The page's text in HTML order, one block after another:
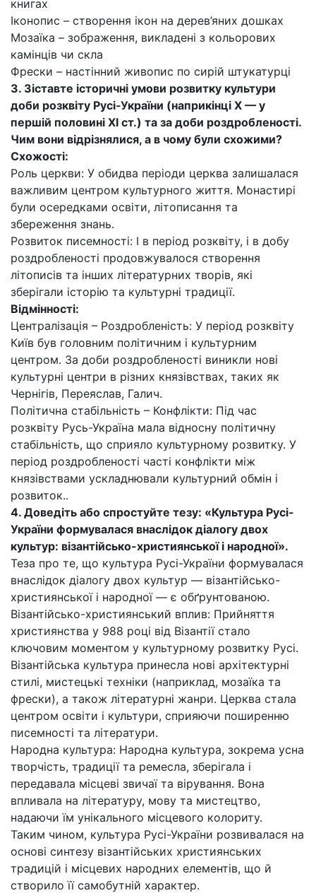
книгах
Іконопис – створення ікон на дерев’яних дошках
Мозаїка – зображення, викладені з кольорових
камінців чи скла
Фрески – настінний живопис по сирій штукатурці
3. Зіставте історичні умови розвитку культури
доби розквіту Русі-України (наприкінці Х — у
першій половині ХІ ст.) та за доби роздробленості.
Чим вони відрізнялися, а в чому були схожими?
Схожості:
Роль церкви: У обидва періоди церква залишалася
важливим центром культурного життя. Монастирі
були осередками освіти, літописання та
збереження знань.
Розвиток писемності: І в період розквіту, і в добу
роздробленості продовжувалося створення
літописів та інших літературних творів, які
зберігали історію та культурні традиції.
Відмінності:
Централізація – Роздробленість: У період розквіту
Київ був головним політичним і культурним
центром. За доби роздробленості виникли нові
культурні центри в різних князівствах, таких як
Чернігів, Переяслав, Галич.
Політична стабільність – Конфлікти: Під час
розквіту Русь-Україна мала відносну політичну
стабільність, що сприяло культурному розвитку. У
період роздробленості часті конфлікти між
князівствами ускладнювали культурний обмін і
розвиток..
4. Доведіть або спростуйте тезу: «Культура Русі-
України формувалася внаслідок діалогу двох
культур: візантійсько-християнської і народної».
Теза про те, що культура Русі-України формувалася
внаслідок діалогу двох культур — візантійсько-
християнської і народної — є обґрунтованою.
Візантійсько-християнський вплив: Прийняття
християнства у 988 році від Візантії стало
ключовим моментом у культурному розвитку Русі.
Візантійська культура принесла нові архітектурні
стилі, мистецькі техніки (наприклад, мозаїка та
фрески), а також літературні жанри. Церква стала
центром освіти і культури, сприяючи поширенню
писемності та літератури.
Народна культура: Народна культура, зокрема усна
творчість, традиції та ремесла, зберігала і
передавала місцеві звичаї та вірування. Вона
впливала на літературу, мову та мистецтво,
надаючи їм унікального місцевого колориту.
Таким чином, культура Русі-України розвивалася на
основі синтезу візантійських християнських
традицій і місцевих народних елементів, що й
створило її самобутній характер.